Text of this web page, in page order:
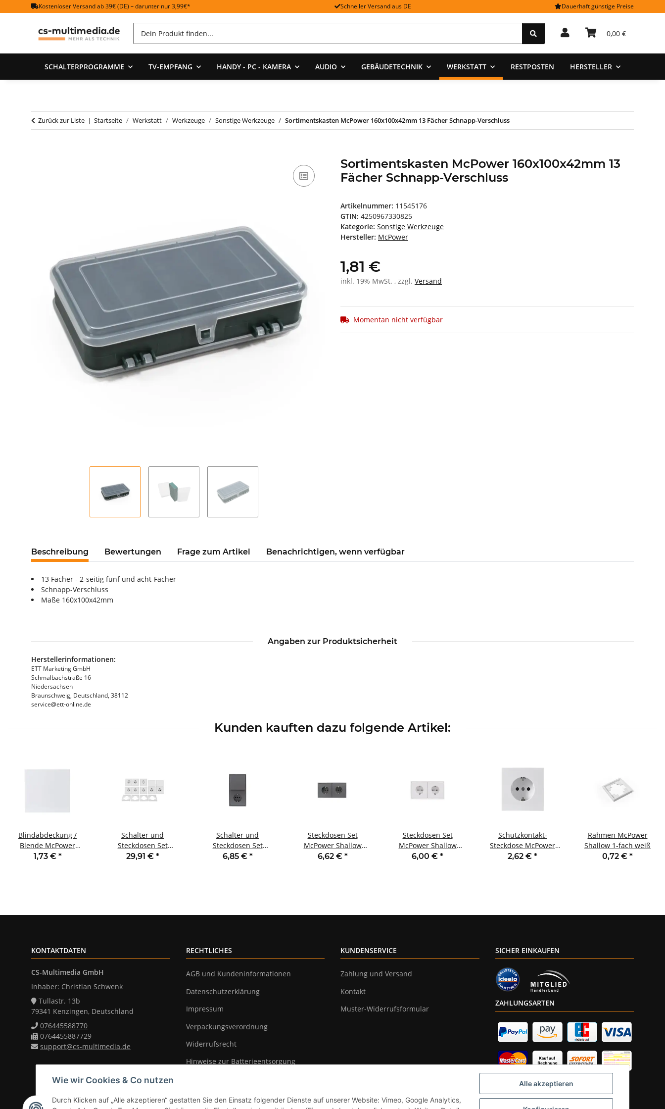
Alle akzeptieren
Wie wir Cookies & Co nutzen
Durch Klicken auf „Alle akzeptieren“ gestatten Sie den Einsatz folgender Dienste auf unserer Website: Vimeo, Google Analytics,
Kostenloser Versand ab 39€ (DE) – darunter nur 3,99€* Schneller Versand aus DE Dauerhaft günstige Preise
0,00 €
SCHALTERPROGRAMME TV-EMPFANG HANDY - PC - KAMERA AUDIO GEBÄUDETECHNIK WERKSTATT RESTPOSTEN HERSTELLER
Zurück zur Liste Startseite Werkstatt Werkzeuge Sonstige Werkzeuge Sortimentskasten McPower 160x100x42mm 13 Fächer Schnapp-Verschluss
Sortimentskasten McPower 160x100x42mm 13
Fächer Schnapp-Verschluss
Artikelnummer: 11545176
GTIN: 4250967330825
Kategorie: Sonstige Werkzeuge
Hersteller: McPower
1,81 €
inkl. 19% MwSt. , zzgl. Versand
Momentan nicht verfügbar
Beschreibung Bewertungen Frage zum Artikel Benachrichtigen, wenn verfügbar
13 Fächer - 2-seitig fünf und acht-Fächer
Schnapp-Verschluss
Maße 160x100x42mm
Angaben zur Produktsicherheit
Herstellerinformationen:
ETT Marketing GmbH
Schmalbachstraße 16
Niedersachsen
Braunschweig, Deutschland, 38112
service@ett-online.de
Kunden kauften dazu folgende Artikel:
Blindabdeckung /
Blende McPower
Shallow weiß
1,73 € *
Schalter und
Steckdosen Set
McPower Shallow
29,91 € *
Schalter und
Steckdosen Set
McPower Shallow Tür
6,85 € *
Steckdosen Set
McPower Shallow
Beginner 2S-Profi 3-
6,62 € *
Steckdosen Set
McPower Shallow
Beginner 2S-Profi 3-
6,00 € *
Schutzkontakt-
Steckdose McPower
Shallow 250V~/16A UP
2,62 € *
Rahmen McPower
Shallow 1-fach weiß
0,72 € *
KONTAKTDATEN
CS-Multimedia GmbH
Inhaber: Christian Schwenk
Tullastr. 13b
79341 Kenzingen, Deutschland
076445588770
0764455887729
support@cs-multimedia.de
RECHTLICHES
AGB und Kundeninformationen
Datenschutzerklärung
Impressum
Verpackungsverordnung
Widerrufsrecht
Hinweise zur Batterieentsorgung
KUNDENSERVICE
Zahlung und Versand
Kontakt
Muster-Widerrufsformular
SICHER EINKAUFEN
ZAHLUNGSARTEN